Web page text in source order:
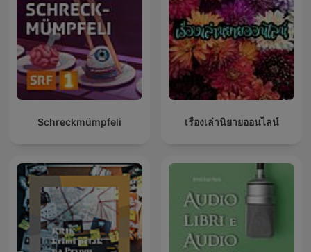
Schreckmümpfeli เรื่องเล่านิยายออนไลน์